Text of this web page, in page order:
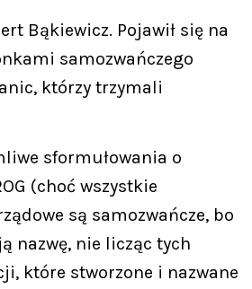
Bąkiewicz. Pojawił się na
samozwańczego
którzy trzymali
sformułowania o
(choć wszystkie
są samozwańcze, bo
nazwę, nie licząc tych
które stworzone i nazwane